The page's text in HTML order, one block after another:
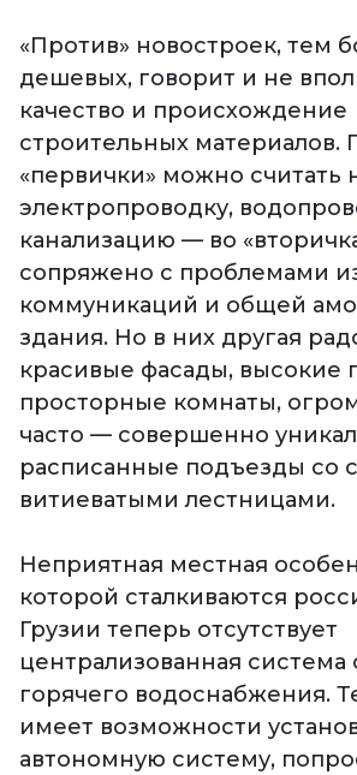
«Против» новостроек, тем
дешевых, говорит и не
качество и происхождение
строительных материалов.
«первички» можно считать
электропроводку,
канализацию — во
сопряжено с проблемами
коммуникаций и общей
здания. Но в них другая
красивые фасады, высокие
просторные комнаты,
часто — совершенно
расписанные подъезды со
витиеватыми лестницами.
Неприятная местная
которой сталкиваются
Грузии теперь отсутствует
централизованная система
горячего водоснабжения.
имеет возможности
автономную систему,